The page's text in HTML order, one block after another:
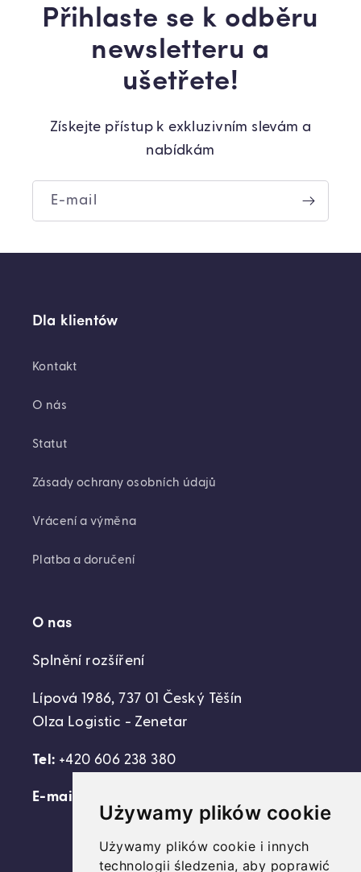
Używamy plików cookie
Używamy plików cookie i innych
technologii śledzenia, aby poprawić
Přihlaste se k odběru
newsletteru a
ušetřete!
Získejte přístup k exkluzivním slevám a
nabídkám
E-mail
Dla klientów
Kontakt
O nás
Statut
Zásady ochrany osobních údajů
Vrácení a výměna
Platba a doručení
O nas
Splnění rozšíření
Lípová 1986, 737 01 Český Těšín
Olza Logistic - Zenetar
Tel: +420 606 238 380
E-mail: